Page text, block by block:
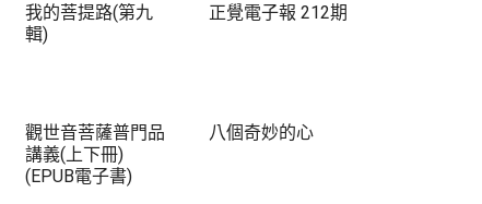
我的菩提路(第九
輯)
正覺電子報 212期
觀世音菩薩普門品
講義(上下冊)
(EPUB電子書)
八個奇妙的心